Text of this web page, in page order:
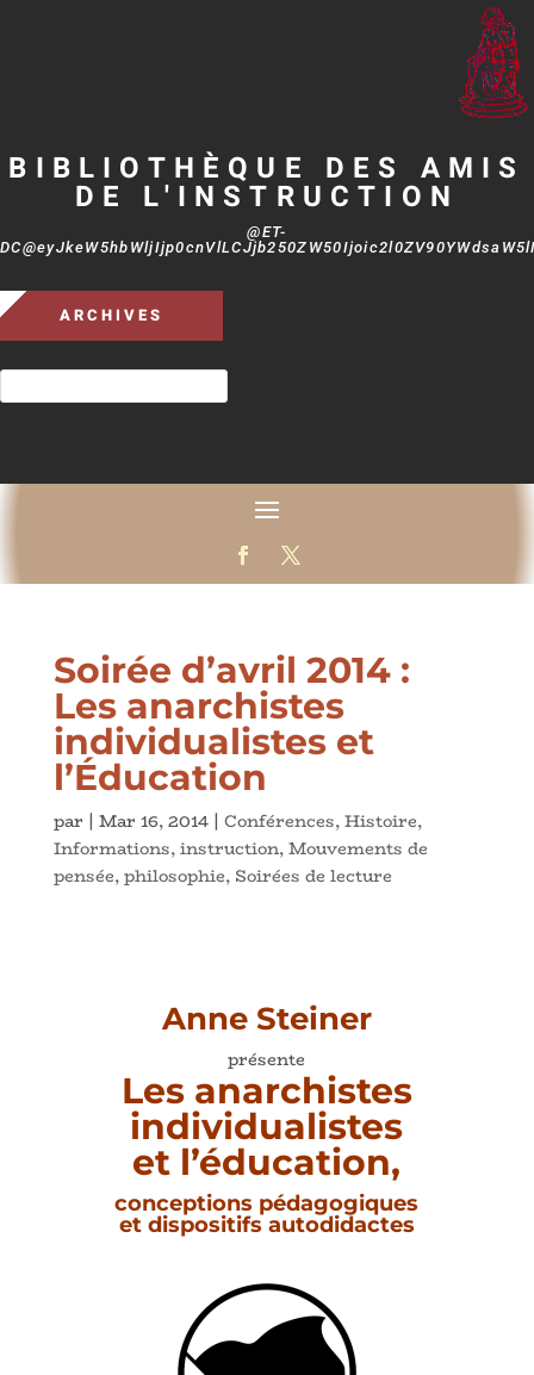
BIBLIOTHÈQUE DES AMIS
DE L'INSTRUCTION
@ET-
ARCHIVES
Soirée d’avril 2014 :
Les anarchistes
individualistes et
l’Éducation
par | Mar 16, 2014| Conférences,Histoire,
Informations,instruction,Mouvements de
pensée,philosophie, Soirées de lecture
Anne Steiner
présente
Les anarchistes
individualistes
et l’éducation,
conceptions pédagogiques
et dispositifs autodidactes